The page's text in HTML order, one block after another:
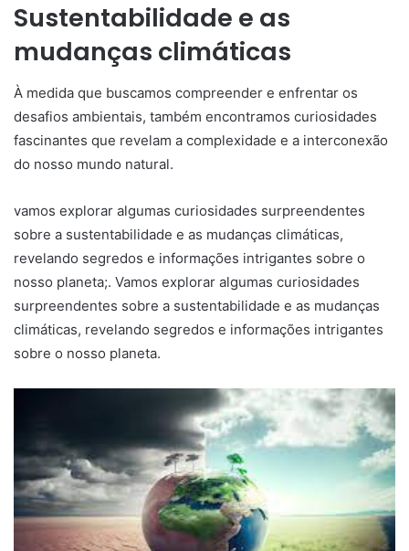
Sustentabilidade e as
mudanças climáticas
À medida que buscamos compreender e enfrentar os
desafios ambientais, também encontramos curiosidades
fascinantes que revelam a complexidade e a interconexão
do nosso mundo natural.
vamos explorar algumas curiosidades surpreendentes
sobre a sustentabilidade e as mudanças climáticas,
revelando segredos e informações intrigantes sobre o
nosso planeta;. Vamos explorar algumas curiosidades
surpreendentes sobre a sustentabilidade e as mudanças
climáticas, revelando segredos e informações intrigantes
sobre o nosso planeta.